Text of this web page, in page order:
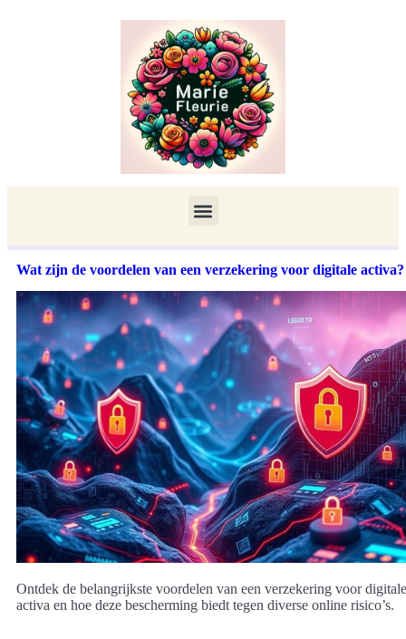
Wat zijn de voordelen van een verzekering voor digitale activa?
Ontdek de belangrijkste voordelen van een verzekering voor digitale
activa en hoe deze bescherming biedt tegen diverse online risico’s.